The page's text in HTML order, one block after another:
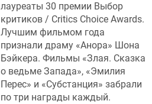
лауреаты 30 премии Выбор
критиков / Critics Choice Awards.
Лучшим фильмом года
признали драму «Анора» Шона
Бэйкера. Фильмы «Злая. Сказка
о ведьме Запада», «Эмилия
Перес» и «Субстанция» забрали
по три награды каждый.